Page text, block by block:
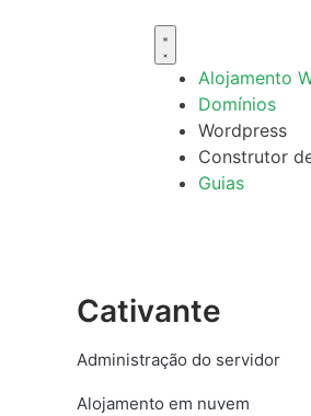
Alojamento
Domínios
Wordpress
Construtor
Guias
Cativante
Administração do servidor
Alojamento em nuvem